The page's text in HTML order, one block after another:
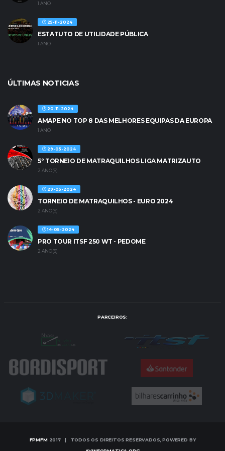
1 ANO
25-11-2024
ESTATUTO DE UTILIDADE PÚBLICA
1 ANO
ÚLTIMAS NOTICIAS
20-11-2024
AMAPE NO TOP 8 DAS MELHORES EQUIPAS DA EUROPA
1 ANO
29-05-2024
5º TORNEIO DE MATRAQUILHOS LIGA MATRIZAUTO
2 ANO(S)
29-05-2024
TORNEIO DE MATRAQUILHOS - EURO 2024
2 ANO(S)
14-05-2024
PRO TOUR ITSF 250 WT - PEDOME
2 ANO(S)
PARCEIROS:
FPMFM2017 | TODOS OS DIREITOS RESERVADOS, POWERED BY